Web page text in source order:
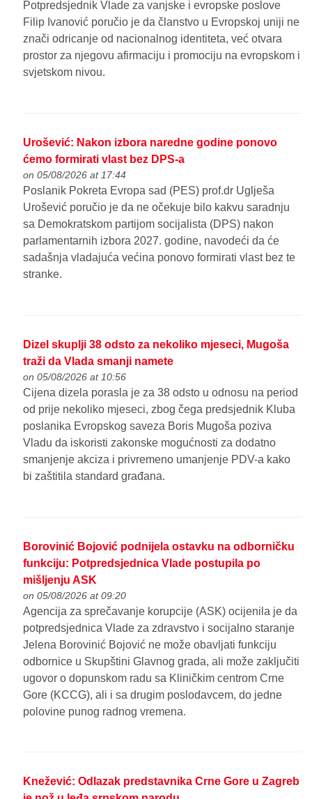
Potpredsjednik Vlade za vanjske i evropske poslove
Filip Ivanović poručio je da članstvo u Evropskoj uniji ne
znači odricanje od nacionalnog identiteta, već otvara
prostor za njegovu afirmaciju i promociju na evropskom i
svjetskom nivou.
Urošević: Nakon izbora naredne godine ponovo
ćemo formirati vlast bez DPS-a
on 05/08/2026 at 17:44
Poslanik Pokreta Evropa sad (PES) prof.dr Uglješa
Urošević poručio je da ne očekuje bilo kakvu saradnju
sa Demokratskom partijom socijalista (DPS) nakon
parlamentarnih izbora 2027. godine, navodeći da će
sadašnja vladajuća većina ponovo formirati vlast bez te
stranke.
Dizel skuplji 38 odsto za nekoliko mjeseci, Mugoša
traži da Vlada smanji namete
on 05/08/2026 at 10:56
Cijena dizela porasla je za 38 odsto u odnosu na period
od prije nekoliko mjeseci, zbog čega predsjednik Kluba
poslanika Evropskog saveza Boris Mugoša poziva
Vladu da iskoristi zakonske mogućnosti za dodatno
smanjenje akciza i privremeno umanjenje PDV-a kako
bi zaštitila standard građana.
Borovinić Bojović podnijela ostavku na odborničku
funkciju: Potpredsjednica Vlade postupila po
mišljenju ASK
on 05/08/2026 at 09:20
Agencija za sprečavanje korupcije (ASK) ocijenila je da
potpredsjednica Vlade za zdravstvo i socijalno staranje
Jelena Borovinić Bojović ne može obavljati funkciju
odbornice u Skupštini Glavnog grada, ali može zaključiti
ugovor o dopunskom radu sa Kliničkim centrom Crne
Gore (KCCG), ali i sa drugim poslodavcem, do jedne
polovine punog radnog vremena.
Knežević: Odlazak predstavnika Crne Gore u Zagreb